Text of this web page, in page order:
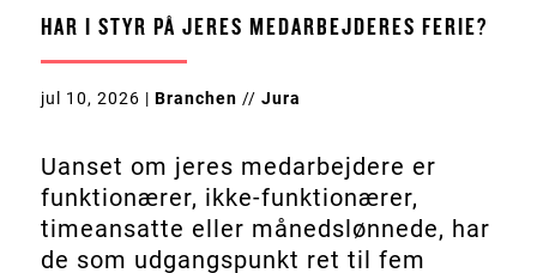
HAR I STYR PÅ JERES MEDARBEJDERES FERIE?
jul 10, 2026 | Branchen // Jura
Uanset om jeres medarbejdere er
funktionærer, ikke-funktionærer,
timeansatte eller månedslønnede, har
de som udgangspunkt ret til fem